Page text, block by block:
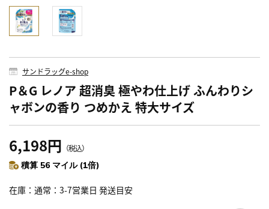
サンドラッグe-shop
P＆G レノア 超消臭 極やわ仕上げ ふんわりシ
ャボンの香り つめかえ 特大サイズ
6,198円 （税込）
積算 56 マイル (1倍)
在庫 通常：3-7営業日 発送目安